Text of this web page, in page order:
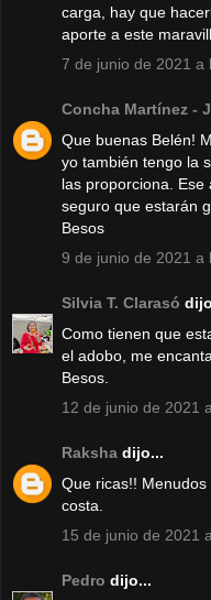
carga, hay que
aporte a este
7 de junio de 2021 a
Concha Martínez -
Que buenas Belén!
yo también tengo la
las proporciona. Ese
seguro que estarán
Besos
9 de junio de 2021 a
Silvia T. Clarasó
Como tienen que
el adobo, me
Besos.
12 de junio de 2021
Raksha dijo...
Que ricas!!
costa.
15 de junio de 2021
Pedro dijo...